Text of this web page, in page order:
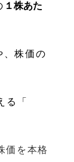
１株あた
、株価の
る「
価を本格